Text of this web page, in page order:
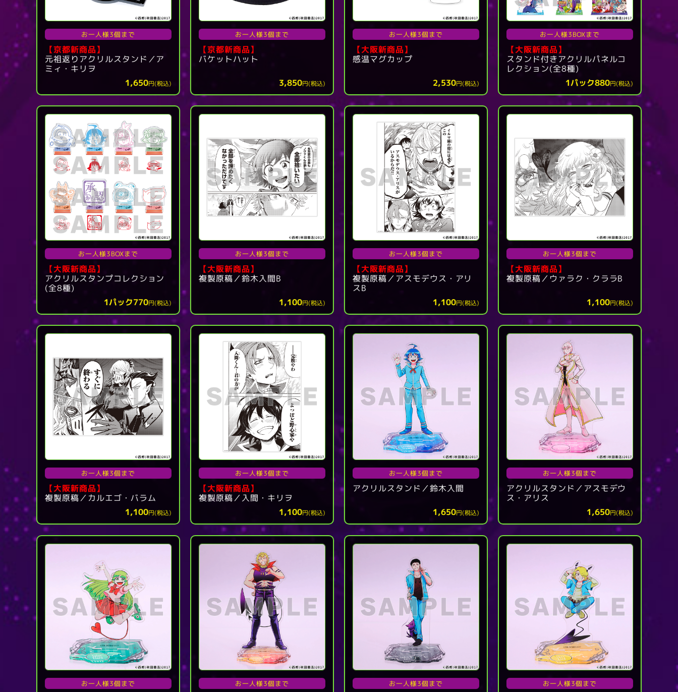
お一人様3個まで
【京都新商品】
元祖返りアクリルスタンド／ア
ミィ・キリヲ
1,650円(税込)
お一人様3個まで
【京都新商品】
バケットハット
3,850円(税込)
お一人様3個まで
【大阪新商品】
感温マグカップ
2,530円(税込)
お一人様3BOXまで
【大阪新商品】
スタンド付きアクリルパネルコ
レクション(全8種)
1パック880円(税込)
お一人様3BOXまで
【大阪新商品】
アクリルスタンプコレクション
(全8種)
1パック770円(税込)
お一人様3個まで
【大阪新商品】
複製原稿／鈴木入間B
1,100円(税込)
お一人様3個まで
【大阪新商品】
複製原稿／アスモデウス・アリ
スB
1,100円(税込)
お一人様3個まで
【大阪新商品】
複製原稿／ウァラク・クララB
1,100円(税込)
お一人様3個まで
【大阪新商品】
複製原稿／カルエゴ・バラム
1,100円(税込)
お一人様3個まで
【大阪新商品】
複製原稿／入間・キリヲ
1,100円(税込)
お一人様3個まで
アクリルスタンド／鈴木入間
1,650円(税込)
お一人様3個まで
アクリルスタンド／アスモデウ
ス・アリス
1,650円(税込)
お一人様3個まで お一人様3個まで お一人様3個まで お一人様3個まで